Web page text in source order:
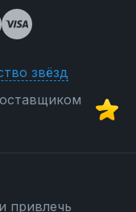
звёзд
привлечь